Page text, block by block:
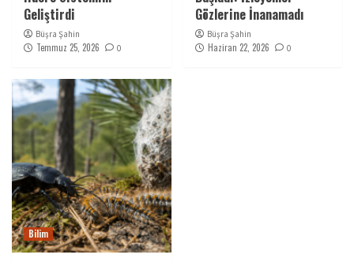
Geliştirdi
Büşra Şahin
Temmuz 25, 2026 0
Gözlerine İnanamadı
Büşra Şahin
Haziran 22, 2026 0
Bilim